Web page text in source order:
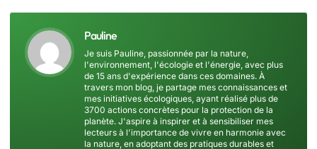
Pauline
Je suis Pauline, passionnée par la nature,
l'environnement, l'écologie et l'énergie, avec plus
de 15 ans d'expérience dans ces domaines. À
travers mon blog, je partage mes connaissances et
mes initiatives écologiques, ayant réalisé plus de
3700 actions concrètes pour la protection de la
planète. J'aspire à inspirer et à sensibiliser mes
lecteurs à l'importance de vivre en harmonie avec
la nature, en adoptant des pratiques durables et